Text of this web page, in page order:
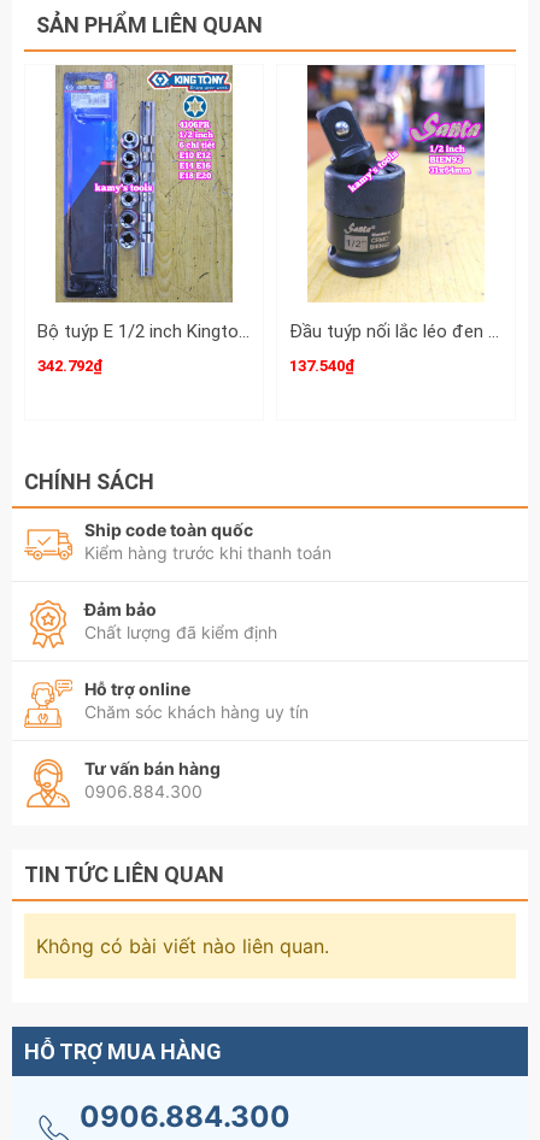
SẢN PHẨM LIÊN QUAN
Bộ tuýp E 1/2 inch Kingtony 4106PR 6 chi tiết E10 E12 E14 E16 E18 E20
342.792₫
Đầu tuýp nối lắc léo đen gật gù xoay 360 độ Santa 1/2 inch dài 31x64mm BIEN92
137.540₫
CHÍNH SÁCH
Ship code toàn quốc
Kiểm hàng trước khi thanh toán
Đảm bảo
Chất lượng đã kiểm định
Hỗ trợ online
Chăm sóc khách hàng uy tín
Tư vấn bán hàng
0906.884.300
TIN TỨC LIÊN QUAN
Không có bài viết nào liên quan.
HỖ TRỢ MUA HÀNG
0906.884.300